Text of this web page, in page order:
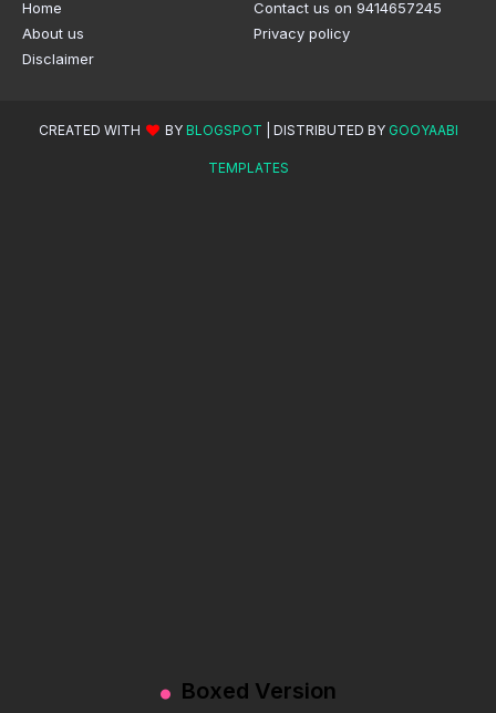
Home
Contact us on 9414657245
About us
Privacy policy
Disclaimer
CREATED WITH BY BLOGSPOT | DISTRIBUTED BY GOOYAABI
TEMPLATES
Boxed Version